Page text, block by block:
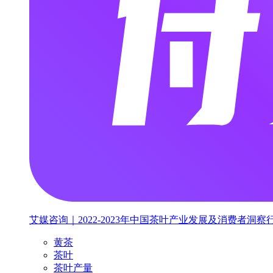
艾媒咨询｜2022-2023年中国茶叶产业发展及消费者洞察
黄茶
茶叶
茶叶产量